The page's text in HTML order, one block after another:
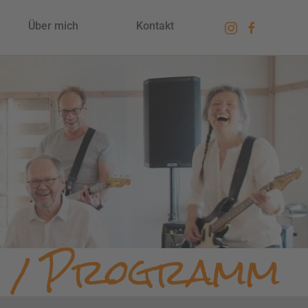
Über mich Kontakt
/ Programm